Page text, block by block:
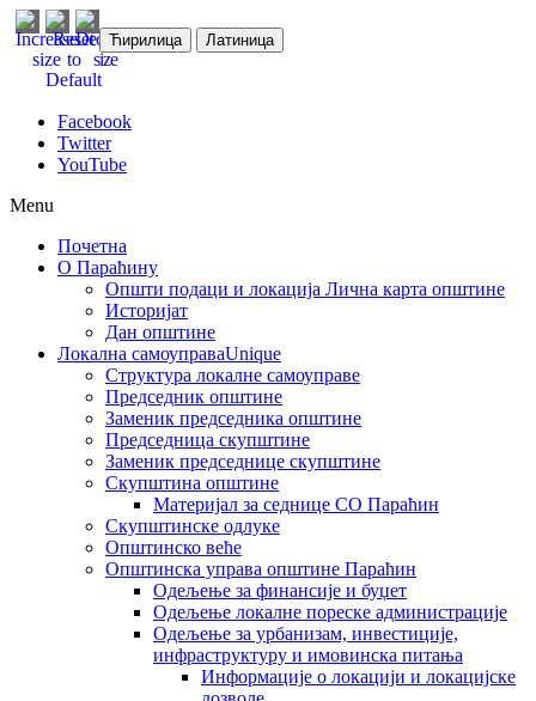
Ћирилица Латиница
Facebook
Twitter
YouTube
Menu
Почетна
О Параћину
Општи подаци и локација Лична карта општине
Историјат
Дан општине
Локална самоуправаUnique
Структура локалне самоуправе
Председник општине
Заменик председника општине
Председница скупштине
Заменик председнице скупштине
Скупштина општине
Материјал за седнице СО Параћин
Скупштинске одлуке
Општинско веће
Општинска управа општине Параћин
Одељење за финансије и буџет
Одељење локалне пореске администрације
Одељење за урбанизам, инвестиције,
инфраструктуру и имовинска питања
Информације о локацији и локацијске